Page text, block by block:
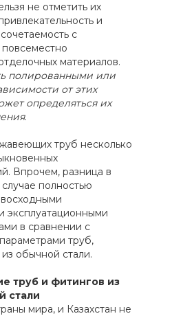
не отметить их
и
с
материалов.
полированными или
от этих
определяться их
.
труб несколько
Впрочем, разница в
полностью
эксплуатационными
в сравнении с
труб,
обычной стали.
труб и фитингов из
стали
мира, и Казахстан не